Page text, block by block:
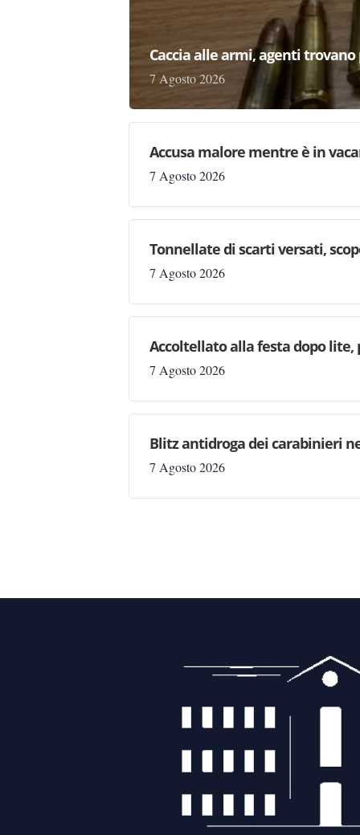
Caccia alle armi, agenti
7 Agosto 2026
Accusa malore mentre è in
7 Agosto 2026
Tonnellate di scarti versati,
7 Agosto 2026
Accoltellato alla festa dopo lite,
7 Agosto 2026
Blitz antidroga dei carabinieri
7 Agosto 2026